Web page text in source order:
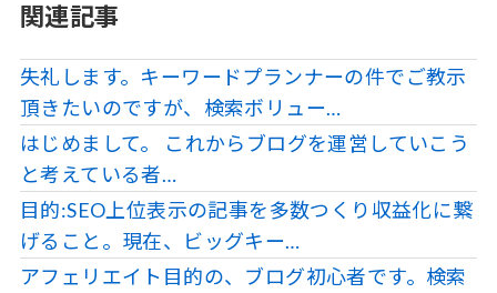
関連記事
失礼します。キーワードプランナーの件でご教示
頂きたいのですが、検索ボリュー…
はじめまして。 これからブログを運営していこう
と考えている者…
目的:SEO上位表示の記事を多数つくり収益化に繋
げること。現在、ビッグキー…
アフェリエイト目的の、ブログ初心者です。検索